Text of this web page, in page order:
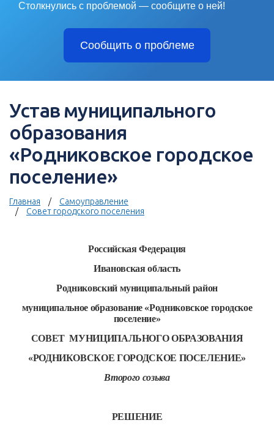
Столкнулись с проблемой — сообщите о ней!
Сообщить о проблеме
Устав муниципального
образования
«Родниковское городское
поселение»
Главная
Самоуправление
Совет городского поселения
Российская Федерация
Ивановская область
Родниковский муниципальный район
муниципальное образование «Родниковское городское
поселение»
СОВЕТ МУНИЦИПАЛЬНОГО ОБРАЗОВАНИЯ
«РОДНИКОВСКОЕ ГОРОДСКОЕ ПОСЕЛЕНИЕ»
Второго созыва
РЕШЕНИЕ